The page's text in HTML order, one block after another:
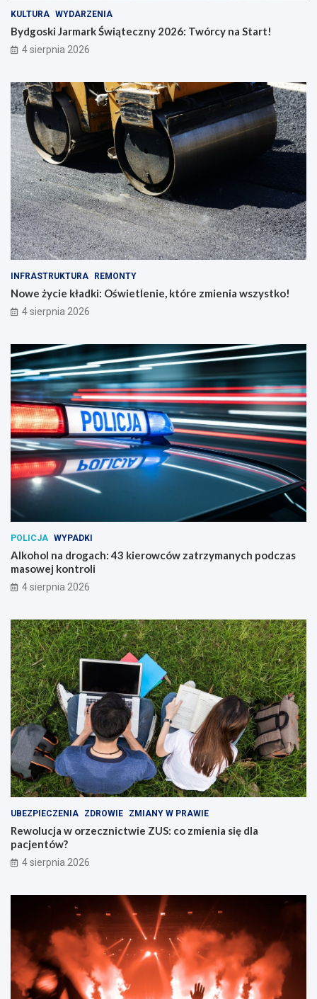
KULTURA WYDARZENIA
Bydgoski Jarmark Świąteczny 2026: Twórcy na Start!
4 sierpnia 2026
INFRASTRUKTURA REMONTY
Nowe życie kładki: Oświetlenie, które zmienia wszystko!
4 sierpnia 2026
POLICJA WYPADKI
Alkohol na drogach: 43 kierowców zatrzymanych podczas
masowej kontroli
4 sierpnia 2026
UBEZPIECZENIA ZDROWIE ZMIANY W PRAWIE
Rewolucja w orzecznictwie ZUS: co zmienia się dla
pacjentów?
4 sierpnia 2026